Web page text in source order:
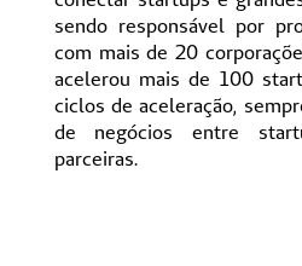
sendo responsável por
com mais de 20
acelerou mais de 100
ciclos de aceleração,
de negócios entre
parceiras.